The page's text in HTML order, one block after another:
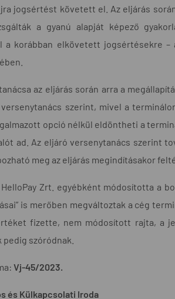
jogsértést követett el. Az eljárás
a gyanú alapját képező
korábban elkövetett jogsértésekre
az eljárás során arra a
szerint, mivel a
opció nélkül eldöntheti a
ad. Az eljáró versenytanács szerint
meg az eljárás megindításakor
HelloPay Zrt. egyébként módosította a
is merőben megváltoztak a cég
fizette, nem módosított rajta, a
szóródnak.
Vj-45/2023.
és Külkapcsolati Iroda